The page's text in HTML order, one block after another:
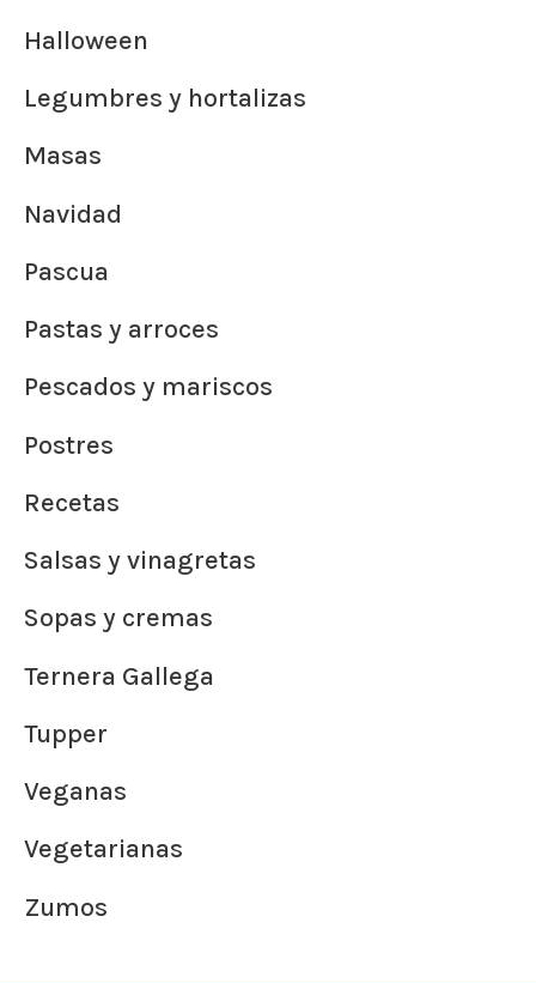
Halloween
Legumbres y hortalizas
Masas
Navidad
Pascua
Pastas y arroces
Pescados y mariscos
Postres
Recetas
Salsas y vinagretas
Sopas y cremas
Ternera Gallega
Tupper
Veganas
Vegetarianas
Zumos